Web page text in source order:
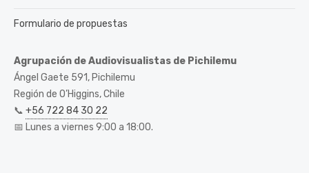
Formulario de propuestas
Agrupación de Audiovisualistas de Pichilemu
Ángel Gaete 591, Pichilemu
Región de O’Higgins, Chile
📞 +56 722 84 30 22
📅 Lunes a viernes 9:00 a 18:00.